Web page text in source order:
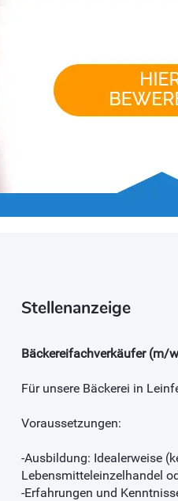
Stellenanzeige
Bäckereifachverkäufer (m/
Für unsere Bäckerei in
Voraussetzungen:
-Ausbildung: Idealerweise
Lebensmitteleinzelhandel
-Erfahrungen und